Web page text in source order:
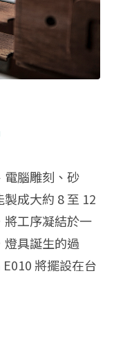
電腦雕刻、砂
成大約 8 至 12
工序凝結於一
具誕生的過
將擺設在台